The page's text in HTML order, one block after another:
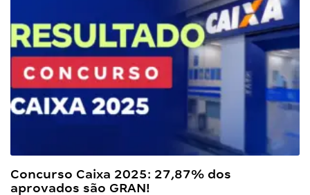
Concurso Caixa 2025: 27,87% dos
aprovados são GRAN!